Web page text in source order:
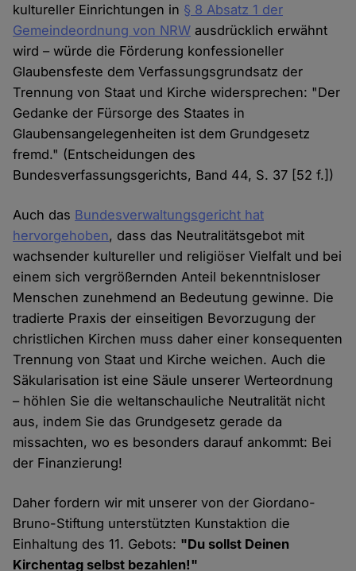
kultureller Einrichtungen in § 8 Absatz 1 der
Gemeindeordnung von NRW ausdrücklich erwähnt
wird – würde die Förderung konfessioneller
Glaubensfeste dem Verfassungsgrundsatz der
Trennung von Staat und Kirche widersprechen: "Der
Gedanke der Fürsorge des Staates in
Glaubensangelegenheiten ist dem Grundgesetz
fremd." (Entscheidungen des
Bundesverfassungsgerichts, Band 44, S. 37 [52 f.])
Auch das Bundesverwaltungsgericht hat
hervorgehoben, dass das Neutralitätsgebot mit
wachsender kultureller und religiöser Vielfalt und bei
einem sich vergrößernden Anteil bekenntnisloser
Menschen zunehmend an Bedeutung gewinne. Die
tradierte Praxis der einseitigen Bevorzugung der
christlichen Kirchen muss daher einer konsequenten
Trennung von Staat und Kirche weichen. Auch die
Säkularisation ist eine Säule unserer Werteordnung
– höhlen Sie die weltanschauliche Neutralität nicht
aus, indem Sie das Grundgesetz gerade da
missachten, wo es besonders darauf ankommt: Bei
der Finanzierung!
Daher fordern wir mit unserer von der Giordano-
Bruno-Stiftung unterstützten Kunstaktion die
Einhaltung des 11. Gebots: "Du sollst Deinen
Kirchentag selbst bezahlen!"